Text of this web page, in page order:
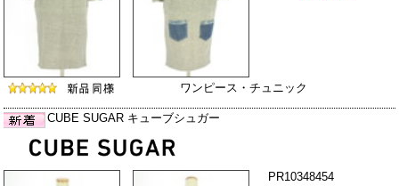
ワンピース・チュニック
CUBE SUGAR キューブシュガー
PR10348454